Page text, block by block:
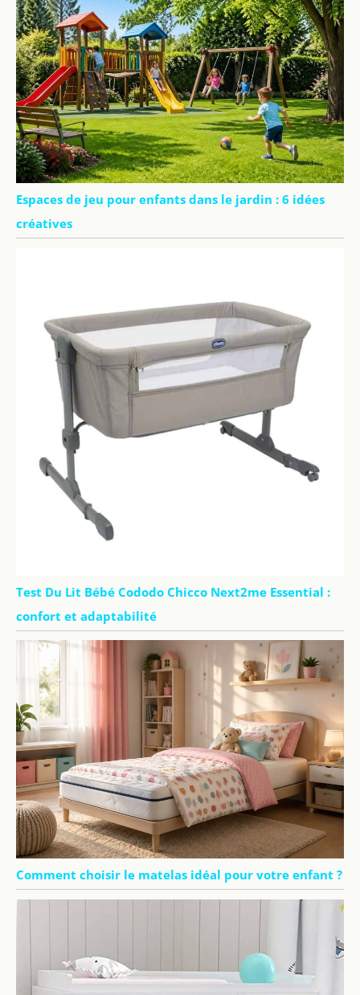
Espaces de jeu pour enfants dans le jardin : 6 idées
créatives
Test Du Lit Bébé Cododo Chicco Next2me Essential :
confort et adaptabilité
Comment choisir le matelas idéal pour votre enfant ?